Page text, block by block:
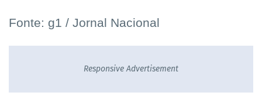
Fonte: g1 / Jornal Nacional
Responsive Advertisement